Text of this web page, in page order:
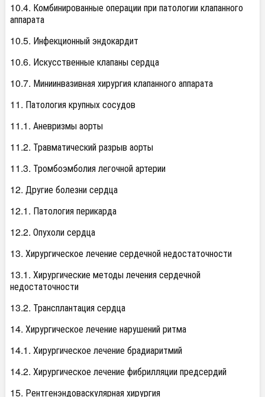
10.4. Комбинированные операции при патологии клапанного
аппарата
10.5. Инфекционный эндокардит
10.6. Искусственные клапаны сердца
10.7. Миниинвазивная хирургия клапанного аппарата
11. Патология крупных сосудов
11.1. Аневризмы аорты
11.2. Травматический разрыв аорты
11.3. Тромбоэмболия легочной артерии
12. Другие болезни сердца
12.1. Патология перикарда
12.2. Опухоли сердца
13. Хирургическое лечение сердечной недостаточности
13.1. Хирургические методы лечения сердечной
недостаточности
13.2. Трансплантация сердца
14. Хирургическое лечение нарушений ритма
14.1. Хирургическое лечение брадиаритмий
14.2. Хирургическое лечение фибрилляции предсердий
15. Рентгенэндоваскулярная хирургия